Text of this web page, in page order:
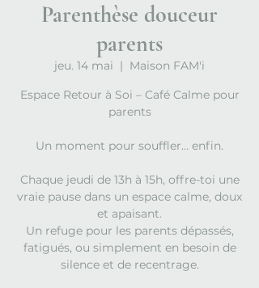
Parenthèse douceur
parents
jeu. 14 mai
  |
Maison FAM'i
Espace Retour à Soi – Café Calme pour
parents
Un moment pour souffler… enfin.
Chaque jeudi de 13h à 15h, offre-toi une
vraie pause dans un espace calme, doux
et apaisant.
Un refuge pour les parents dépassés,
fatigués, ou simplement en besoin de
silence et de recentrage.